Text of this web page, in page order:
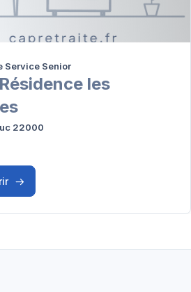
Service Senior
les
22000